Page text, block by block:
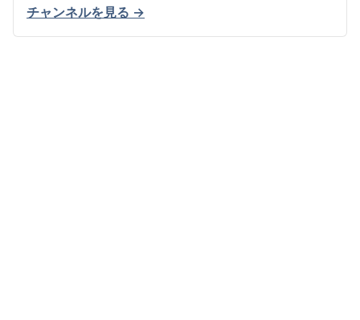
チャンネルを見る →